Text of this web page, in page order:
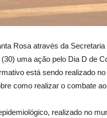
Rosa através da
uma ação pelo Dia D de
está sendo realizado
como realizar o combate
realizado no